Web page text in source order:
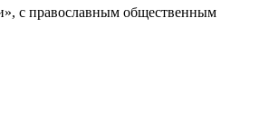
с православным общественным